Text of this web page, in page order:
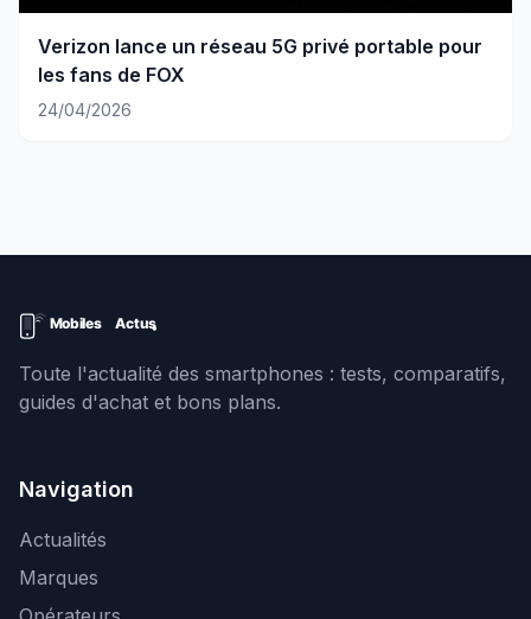
Verizon lance un réseau 5G privé portable pour
les fans de FOX
24/04/2026
Toute l'actualité des smartphones : tests, comparatifs,
guides d'achat et bons plans.
Navigation
Actualités
Marques